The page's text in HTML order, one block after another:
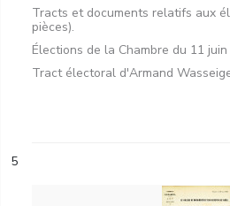
Tracts et documents relatifs aux
pièces).
Élections de la Chambre du 11 juin
Tract électoral d'Armand
5